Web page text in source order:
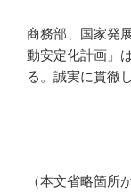
商務部、国家発
動安定化計画」
る。誠実に貫徹
（本文省略箇所